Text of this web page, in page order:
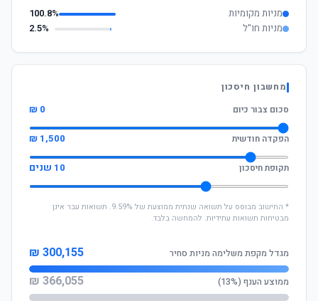
מניות מקומיות
100.8%
מניות חו"ל
2.5%
מחשבון חיסכון
סכום צבור כיום
0 ₪
הפקדה חודשית 1,500 ₪
תקופת חיסכון 10 שנים
* החישוב מבוסס על תשואה שנתית ממוצעת של 9.59%. תשואות עבר אינן
מבטיחות תשואות עתידיות. להמחשה בלבד.
מגדל מקפת משלימה מניות סחיר 300,155 ₪
ממוצע הענף (13%) 366,055 ₪